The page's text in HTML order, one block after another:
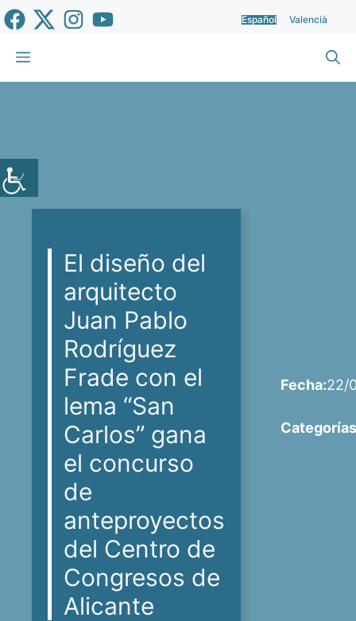
Saltar
al
contenido
Español Valencià
Menú
El diseño del
arquitecto
Juan Pablo
Rodríguez
Frade con el
lema “San
Carlos” gana
el concurso
de
anteproyectos
del Centro de
Congresos de
Alicante
Fecha:22/